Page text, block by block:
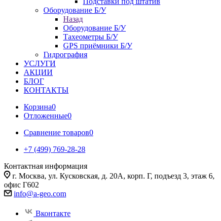
Оборудование Б/У
Назад
Оборудование Б/У
Тахеометры Б/У
GPS приёмники Б/У
Гидрография
УСЛУГИ
АКЦИИ
БЛОГ
КОНТАКТЫ
Корзина0
Отложенные0
Сравнение товаров0
+7 (499) 769-28-28
Контактная информация
г. Москва, ул. Кусковская, д. 20А, корп. Г, подъезд 3, этаж 6,
офис Г602
info@a-geo.com
Вконтакте